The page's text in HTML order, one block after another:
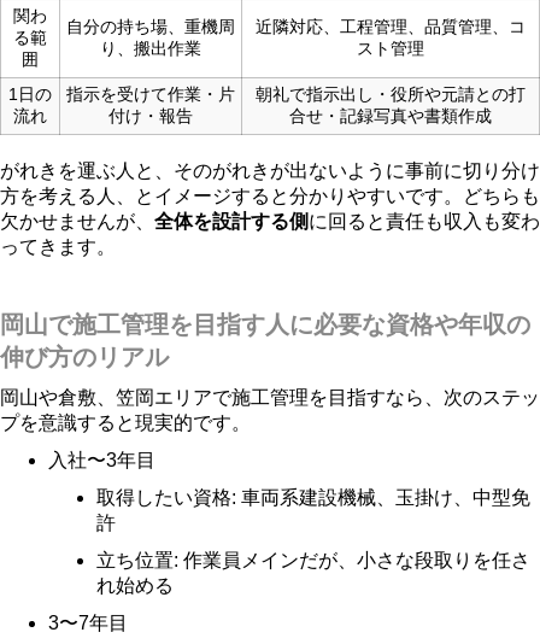
関わ
る範
囲
自分の持ち場、重機周
り、搬出作業
近隣対応、工程管理、品質管理、コ
スト管理
1日の
流れ
指示を受けて作業・片
付け・報告
朝礼で指示出し・役所や元請との打
合せ・記録写真や書類作成
がれきを運ぶ人と、そのがれきが出ないように事前に切り分け
方を考える人、とイメージすると分かりやすいです。どちらも
欠かせませんが、 全体を設計する側 に回ると責任も収入も変わ
ってきます。
岡山で施工管理を目指す人に必要な資格や年収の
伸び方のリアル
岡山や倉敷、笠岡エリアで施工管理を目指すなら、次のステッ
プを意識すると現実的です。
入社〜3年目
取得したい資格: 車両系建設機械、玉掛け、中型免
許
立ち位置: 作業員メインだが、小さな段取りを任さ
れ始める
3〜7年目